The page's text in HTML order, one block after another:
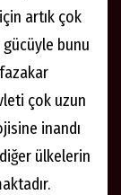
artık çok
bunu
çok uzun
inandı
ülkelerin